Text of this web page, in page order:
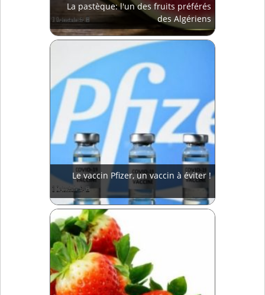
La pastèque: l'un des fruits préférés
des Algériens
Le vaccin Pfizer, un vaccin à éviter !